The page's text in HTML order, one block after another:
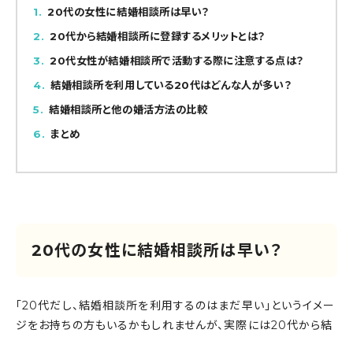
1
20代の女性に結婚相談所は早い？
2
20代から結婚相談所に登録するメリットとは？
3
20代女性が結婚相談所で活動する際に注意する点は？
4
結婚相談所を利用している20代はどんな人が多い？
5
結婚相談所と他の婚活方法の比較
6
まとめ
20代の女性に結婚相談所は早い？
「20代だし、結婚相談所を利用するのはまだ早い」というイメー
ジをお持ちの方もいるかもしれませんが、実際には20代から結